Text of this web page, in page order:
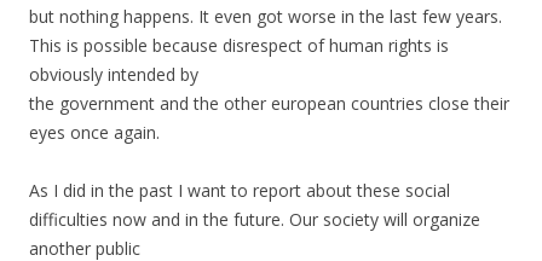
but nothing happens. It even got worse in the last few years.
This is possible because disrespect of human rights is
obviously intended by
the government and the other european countries close their
eyes once again.
As I did in the past I want to report about these social
difficulties now and in the future. Our society will organize
another public